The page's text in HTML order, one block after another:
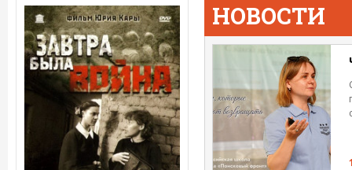
НОВОСТИ